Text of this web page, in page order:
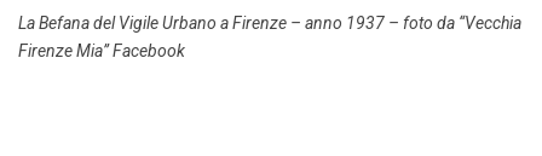
La Befana del Vigile Urbano a Firenze – anno 1937 – foto da “Vecchia
Firenze Mia” Facebook